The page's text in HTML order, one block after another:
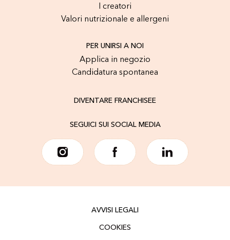
I creatori
Valori nutrizionale e allergeni
PER UNIRSI A NOI
Applica in negozio
Candidatura spontanea
DIVENTARE FRANCHISEE
SEGUICI SUI SOCIAL MEDIA
AVVISI LEGALI
COOKIES